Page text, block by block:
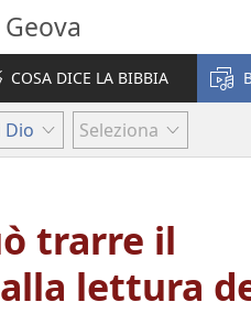
COSA DICE LA BIBBIA
Dio Seleziona
trarre il
lettura